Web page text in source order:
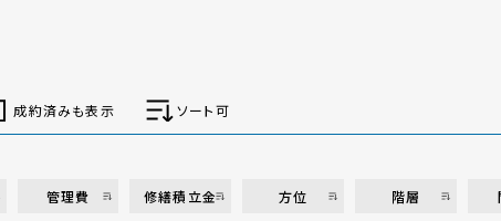
成約済みも表示 ソート可
管理費 修繕積立金 方位 階層